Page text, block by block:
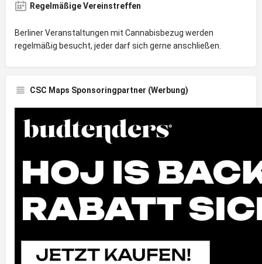
Regelmäßige Vereinstreffen
Berliner Veranstaltungen mit Cannabisbezug werden
regelmäßig besucht, jeder darf sich gerne anschließen.
CSC Maps Sponsoringpartner (Werbung)